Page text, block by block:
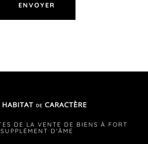
DE LA VENTE DE BIENS À FORT
SUPPLÉMENT D'ÂME